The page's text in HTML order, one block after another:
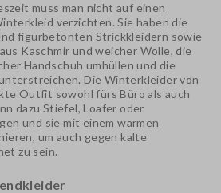
muss man nicht auf einen
verzichten. Sie haben die
figurbetonten Strickkleidern sowie
Kaschmir und weicher Wolle, die
Handschuh umhüllen und die
Die Winterkleider von
Outfit sowohl fürs Büro als auch
dazu Stiefel, Loafer oder
und sie mit einem warmen
um auch gegen kalte
zu sein.